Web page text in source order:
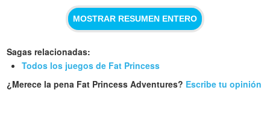
MOSTRAR RESUMEN ENTERO
Sagas relacionadas:
Todos los juegos de Fat Princess
¿Merece la pena Fat Princess Adventures? Escribe tu opinión